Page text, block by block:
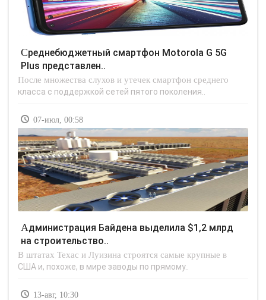
Среднебюджетный смартфон Motorola G 5G
Plus представлен..
После множества слухов и утечек смартфон среднего
класса с поддержкой сетей пятого поколения..
07-июл, 00:58
Администрация Байдена выделила $1,2 млрд
на строительство..
В штатах Техас и Луизина строятся самые крупные в
США и, похоже, в мире заводы по прямому..
13-авг, 10:30